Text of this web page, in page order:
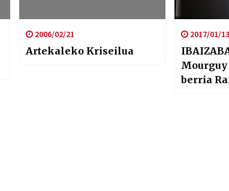
2006/02/21
Artekaleko Kriseilua
2017/01/13
Mourguy kantariaren lan
berria